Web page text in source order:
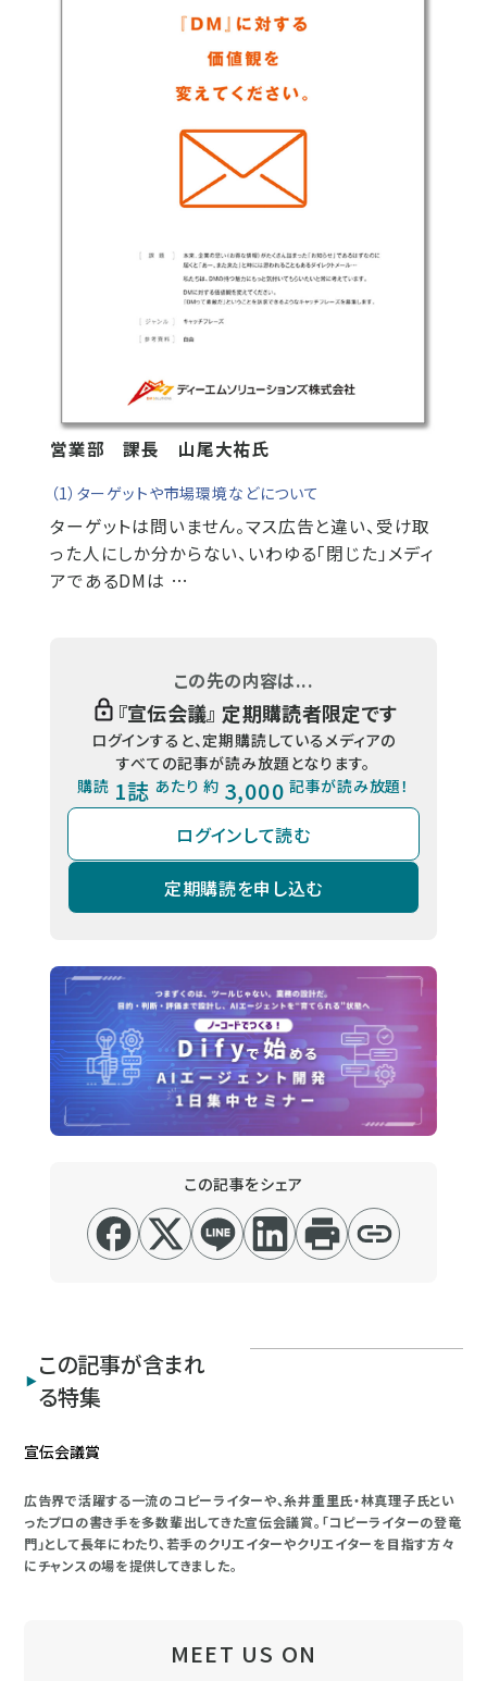
営業部 課長 山尾大祐氏
（1）ターゲットや市場環境などについて
ターゲットは問いません。マス広告と違い、受け取
った人にしか分からない、いわゆる「閉じた」メディ
アであるDMは …
この先の内容は...
『宣伝会議』 定期購読者限定です
ログインすると、定期購読しているメディアの
すべての記事が読み放題となります。
購読 1誌 あたり 約 3,000 記事が読み放題！
ログインして読む
定期購読を申し込む
この記事をシェア
この記事が含まれ
る特集
宣伝会議賞
広告界で活躍する一流のコピーライターや、糸井重里氏・林真理子氏とい
ったプロの書き手を多数輩出してきた宣伝会議賞。「コピーライターの登竜
門」として長年にわたり、若手のクリエイターやクリエイターを目指す方々
にチャンスの場を提供してきました。
MEET US ON